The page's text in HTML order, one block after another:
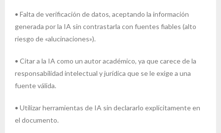
• Falta de verificación de datos, aceptando la información
generada por la IA sin contrastarla con fuentes fiables (alto
riesgo de «alucinaciones»).
• Citar a la IA como un autor académico, ya que carece de la
responsabilidad intelectual y jurídica que se le exige a una
fuente válida.
• Utilizar herramientas de IA sin declararlo explícitamente en
el documento.